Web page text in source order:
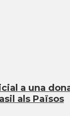
a una
als Països